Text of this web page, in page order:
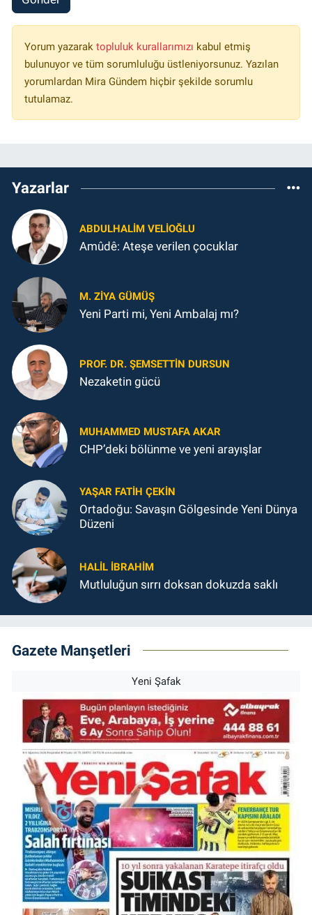
Yorum yazarak topluluk kurallarımızı kabul etmiş
bulunuyor ve tüm sorumluluğu üstleniyorsunuz. Yazılan
yorumlardan Mira Gündem hiçbir şekilde sorumlu
tutulamaz.
Yazarlar
ABDULHALIM VELIOĞLU
Amûdê: Ateşe verilen çocuklar
M. ZIYA GÜMÜŞ
Yeni Parti mi, Yeni Ambalaj mı?
PROF. DR. ŞEMSETTIN DURSUN
Nezaketin gücü
MUHAMMED MUSTAFA AKAR
CHP’deki bölünme ve yeni arayışlar
YAŞAR FATIH ÇEKIN
Ortadoğu: Savaşın Gölgesinde Yeni Dünya
Düzeni
HALIL İBRAHIM
Mutluluğun sırrı doksan dokuzda saklı
Gazete Manşetleri
Yeni Şafak